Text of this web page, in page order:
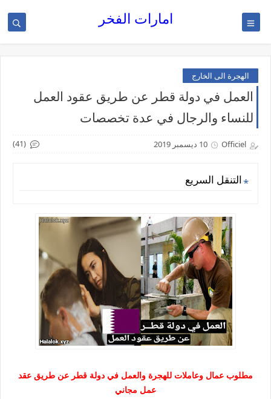
امارات الفخر
الهجرة الى الخارج
العمل في دولة قطر عن طريق عقود العمل
للنساء والرجال في عدة تخصصات
Officiel 10 ديسمبر 2019 (41)
التنقل السريع
مطلوب عمال وعاملات للهجرة والعمل في دولة قطر عن طريق عقد
عمل مجاني